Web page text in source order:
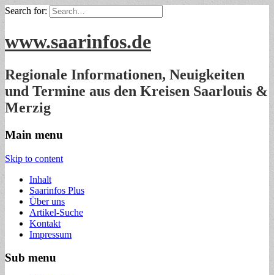
Search for:
www.saarinfos.de
Regionale Informationen, Neuigkeiten
und Termine aus den Kreisen Saarlouis &
Merzig
Main menu
Skip to content
Inhalt
Saarinfos Plus
Über uns
Artikel-Suche
Kontakt
Impressum
Sub menu